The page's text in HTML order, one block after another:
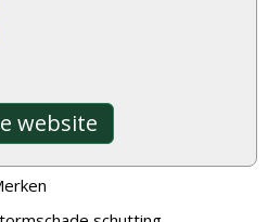
website